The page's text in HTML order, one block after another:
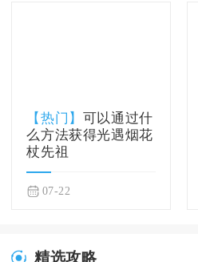
【热门】 可以通过什
么方法获得光遇烟花
杖先祖
07-22
精选攻略